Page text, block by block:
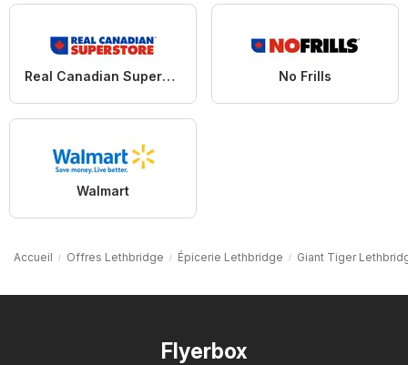
Real Canadian Superstore No Frills
Walmart
Accueil Offres Lethbridge Épicerie Lethbridge Giant Tiger
Flyerbox